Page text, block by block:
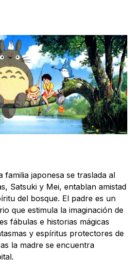
familia japonesa se traslada al
Satsuki y Mei, entablan amistad
del bosque. El padre es un
que estimula la imaginación de
fábulas e historias mágicas
y espíritus protectores de
la madre se encuentra